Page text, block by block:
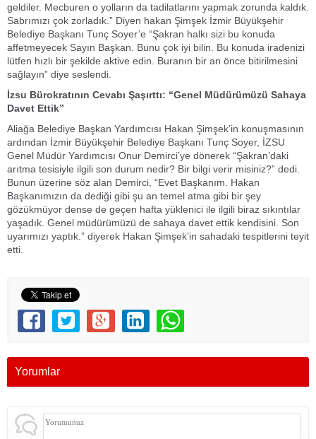
geldiler. Mecburen o yolların da tadilatlarını yapmak zorunda kaldık.
Sabrımızı çok zorladık.” Diyen hakan Şimşek İzmir Büyükşehir
Belediye Başkanı Tunç Soyer’e “Şakran halkı sizi bu konuda
affetmeyecek Sayın Başkan. Bunu çok iyi bilin. Bu konuda iradenizi
lütfen hızlı bir şekilde aktive edin. Buranın bir an önce bitirilmesini
sağlayın” diye seslendi.
İzsu Bürokratının Cevabı Şaşırttı: “Genel Müdürümüzü Sahaya
Davet Ettik”
Aliağa Belediye Başkan Yardımcısı Hakan Şimşek’in konuşmasının
ardından İzmir Büyükşehir Belediye Başkanı Tunç Soyer, İZSU
Genel Müdür Yardımcısı Onur Demirci’ye dönerek “Şakran’daki
arıtma tesisiyle ilgili son durum nedir? Bir bilgi verir misiniz?” dedi.
Bunun üzerine söz alan Demirci, “Evet Başkanım. Hakan
Başkanımızın da dediği gibi şu an temel atma gibi bir şey
gözükmüyor dense de geçen hafta yüklenici ile ilgili biraz sıkıntılar
yaşadık. Genel müdürümüzü de sahaya davet ettik kendisini. Son
uyarımızı yaptık.” diyerek Hakan Şimşek’in sahadaki tespitlerini teyit
etti.
Yorumlar